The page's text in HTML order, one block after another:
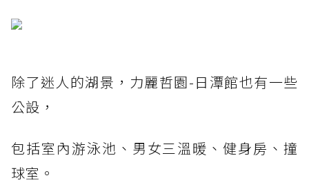
除了迷人的湖景，力麗哲園-日潭館也有一些
公設，
包括室內游泳池、男女三溫暖、健身房、撞
球室。